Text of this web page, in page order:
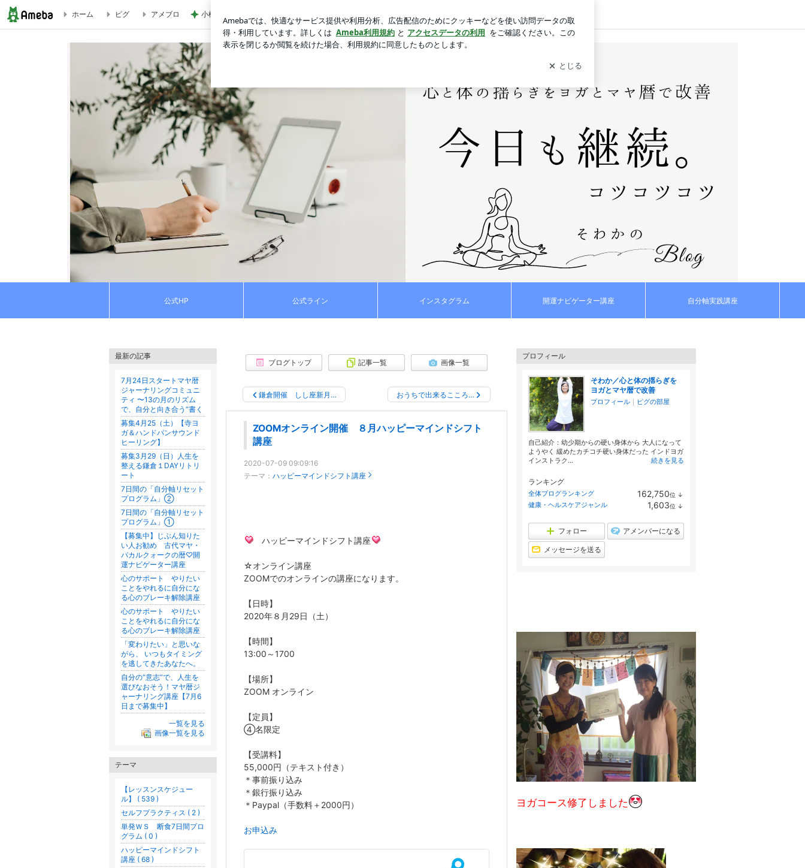
ZOOMオンライン開催 ８月ハッピーマインドシフト講座 | 今日も継続。コツコツコツ。心と体の揺らぎをヨガとマヤ暦で改善
ホーム ピグ アメブロ 小柳ルミ子 年下男子とのデート ログイン
ブログトップ 記事一覧 画像一覧
鎌倉開催 しし座新月… おうちで出来るこころ…
ZOOMオンライン開催 ８月ハッピーマインドシフト
講座
2020-07-09 09:09:16
テーマ： ハッピーマインドシフト講座
ハッピーマインドシフト講座
☆オンライン講座
ZOOMでのオンラインの講座になります。
【日時】
2020年８月29日（土）
【時間】
13:00～1700
【場所】
ZOOM オンライン
【定員】
④名限定
【受講料】
55,000円（テキスト付き）
＊事前振り込み
＊銀行振り込み
＊Paypal（手数料＋2000円）
お申込み
プロフィール
そわか／心と体の揺らぎを
ヨガとマヤ暦で改善
プロフィール ｜ ピグの部屋
自己紹介：幼少期からの硬い身体から 大人になって
ようやく 緩めたカチコチ硬い身体だった インドヨガ
インストラク...
続きを見る
ランキング
全体ブログランキング 162,750位 ↓
ン
健康・ヘルスケアジャンル 1,603位 ↓
フォロー アメンバーになる
メッセージを送る
公式HP 公式ライン インスタグラム 開運ナビゲーター講座 自分軸実践講座
ヨガコース修了しました
最新の記事
7月24日スタートマヤ暦
ジャーナリングコミュニ
ティ 〜13の月のリズム
で、自分と向き合う“書く
募集4月25（土）【寺ヨ
ガ＆ハンドパンサウンド
ヒーリング】
募集3月29（日）人生を
整える鎌倉１DAYリトリ
ート
7日間の「自分軸リセット
プログラム」②
7日間の「自分軸リセット
プログラム」①
【募集中】じぶん知りた
い人お勧め 古代マヤ・
パカルクォークの暦♡開
運ナビゲーター講座
心のサポート やりたい
ことをやれるに自分にな
る心のブレーキ解除講座
心のサポート やりたい
ことをやれるに自分にな
る心のブレーキ解除講座
「変わりたい」と思いな
がら、 いつもタイミング
を逃してきたあなたへ。
自分の“意志”で、人生を
選びなおそう！マヤ暦ジ
ャーナリング講座【7月6
日まで募集中】
一覧を見る
画像一覧を見る
テーマ
【レッスンスケジュー
ル】 ( 539 )
セルフプラクティス ( 2 )
単発ＷＳ 断食7日間プロ
グラム ( 0 )
ハッピーマインドシフト
講座 ( 68 )